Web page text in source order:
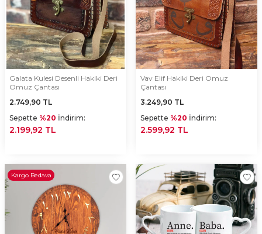
Galata Kulesi Desenli Hakiki Deri
Omuz Çantası
2.749,90 TL
Sepette %20 İndirim:
2.199,92 TL
Vav Elif Hakiki Deri Omuz
Çantası
3.249,90 TL
Sepette %20 İndirim:
2.599,92 TL
Kargo Bedava